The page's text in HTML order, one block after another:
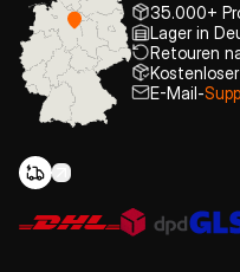
35.000+
Lager in
Retouren
E-Mail-